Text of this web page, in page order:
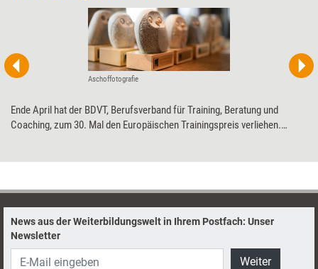
Aschoffotografie
Ende April hat der BDVT, Berufsverband für Training, Beratung und
Coaching, zum 30. Mal den Europäischen Trainingspreis verliehen.
News aus der Weiterbildungswelt in Ihrem Postfach: Unser
Newsletter
Weiter